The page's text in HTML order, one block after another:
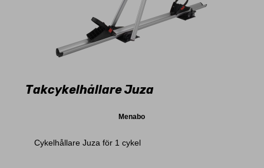
Takcykelhållare Juza
Menabo
Cykelhållare Juza för 1 cykel